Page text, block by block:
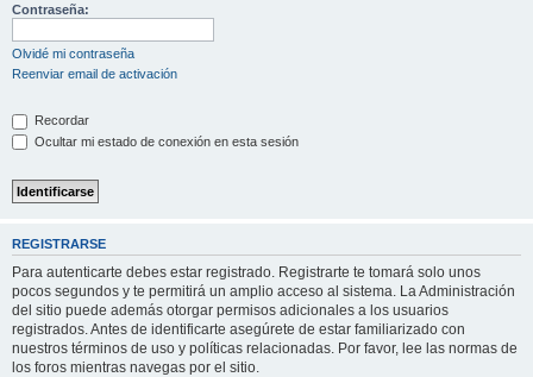
Contraseña:
Olvidé mi contraseña
Reenviar email de activación
Recordar
Ocultar mi estado de conexión en esta sesión
REGISTRARSE
Para autenticarte debes estar registrado. Registrarte te tomará solo unos
pocos segundos y te permitirá un amplio acceso al sistema. La Administración
del sitio puede además otorgar permisos adicionales a los usuarios
registrados. Antes de identificarte asegúrete de estar familiarizado con
nuestros términos de uso y políticas relacionadas. Por favor, lee las normas de
los foros mientras navegas por el sitio.